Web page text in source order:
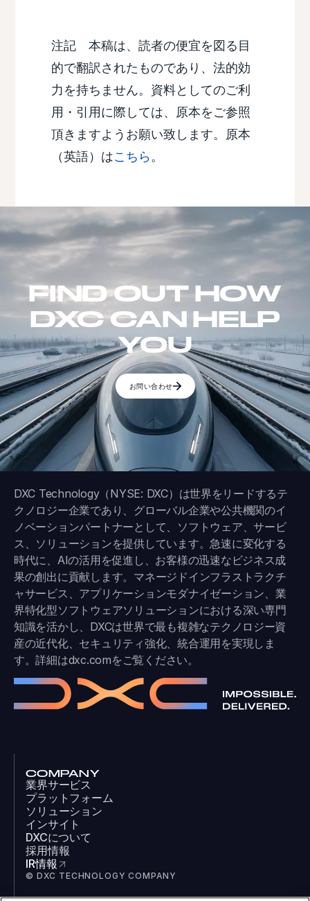
注記 本稿は、読者の便宜を図る目
的で翻訳されたものであり、法的効
力を持ちません。資料としてのご利
用・引用に際しては、原本をご参照
頂きますようお願い致します。原本
（英語）はこちら。
FIND OUT HOW
DXC CAN HELP
YOU
お問い合わせ
DXC Technology（NYSE: DXC）は世界をリードするテ
クノロジー企業であり、グローバル企業や公共機関のイ
ノベーションパートナーとして、ソフトウェア、サービ
ス、ソリューションを提供しています。急速に変化する
時代に、AIの活用を促進し、お客様の迅速なビジネス成
果の創出に貢献します。マネージドインフラストラクチ
ャサービス、アプリケーションモダナイゼーション、業
界特化型ソフトウェアソリューションにおける深い専門
知識を活かし、DXCは世界で最も複雑なテクノロジー資
産の近代化、セキュリティ強化、統合運用を実現しま
す。詳細はdxc.comをご覧ください。
COMPANY
業界サービス
プラットフォーム
ソリューション
インサイト
DXCについて
採用情報
IR情報
© DXC TECHNOLOGY COMPANY